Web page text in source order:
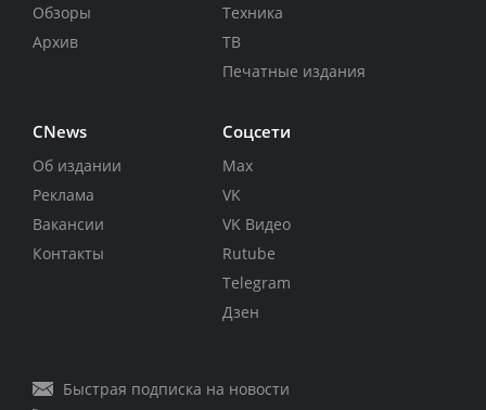
Обзоры
Архив
Техника
ТВ
Печатные издания
CNews
Об издании
Реклама
Вакансии
Контакты
Соцсети
Max
VK
VK Видео
Rutube
Telegram
Дзен
Быстрая подписка на новости